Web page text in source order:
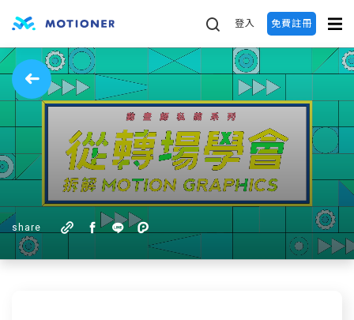
登入 免費註冊
share